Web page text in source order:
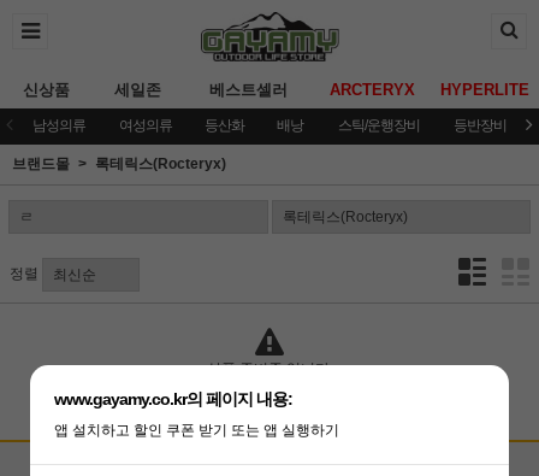
신상품 세일존 베스트셀러 ARCTERYX HYPERLITE
남성의류 여성의류 등산화 배낭 스틱/운행장비 등반장비
브랜드몰 록테릭스(Rocteryx)
정렬
상품 준비중 입니다.
고객상담센터 입금계좌안내
www.gayamy.co.kr의 페이지 내용:
앱 설치하고 할인 쿠폰 받기 또는 앱 실행하기